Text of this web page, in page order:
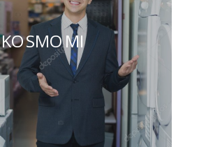
KO SMO MI